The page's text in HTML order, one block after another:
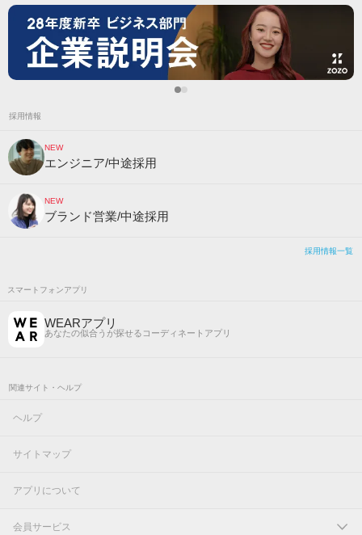
採用情報
NEW
エンジニア/中途採用
NEW
ブランド営業/中途採用
採用情報一覧
スマートフォンアプリ
WEARアプリ
あなたの似合うが探せるコーディネートアプリ
関連サイト・ヘルプ
ヘルプ
サイトマップ
アプリについて
会員サービス